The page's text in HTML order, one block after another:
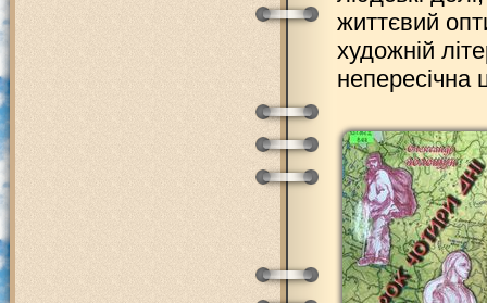
життєвий
художній
непересічна